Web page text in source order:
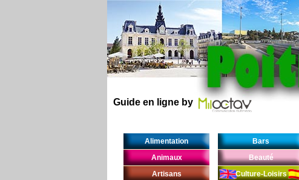
Guide en ligne by
Alimentation
Animaux
Artisans
Bars
Beauté
Culture-Loisirs